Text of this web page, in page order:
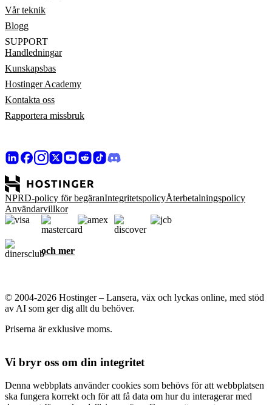
Vår teknik
Blogg
SUPPORT
Handledningar
Kunskapsbas
Hostinger Academy
Kontakta oss
Rapportera missbruk
NPRD-policy för begäranIntegritetspolicyÅterbetalningspolicy
Användarvillkor
och mer
© 2004-2026 Hostinger – Lansera, väx och lyckas online, med stöd
av AI som ger dig allt du behöver.
Priserna är exklusive moms.
Vi bryr oss om din integritet
Denna webbplats använder cookies som behövs för att webbplatsen
ska fungera korrekt och för att få data om hur du interagerar med